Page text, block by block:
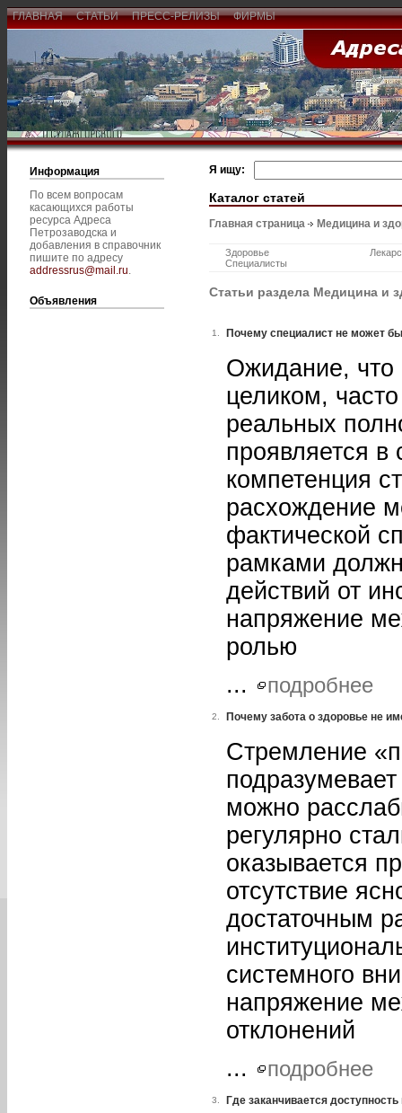
ГЛАВНАЯ СТАТЬИ ПРЕСС-РЕЛИЗЫ ФИРМЫ
Информация
По всем вопросам
касающихся работы
ресурса Адреса
Петрозаводска и
добавления в справочник
пишите по адресу
addressrus@mail.ru.
Объявления
Я ищу:
Каталог статей
Главная страница Медицина и
Здоровье
Специалисты
Статьи раздела Медицина и
1. Почему специалист не может
Ожидание, что
целиком,
реальных
проявляется в
компетенция
расхождение
фактической
рамками
действий от
напряжение
ролью
...
подробнее
2. Почему забота о здоровье не
Стремление
можно
регулярно
оказывается
отсутствие
достаточным
системного
напряжение
отклонений
...
подробнее
3. Где заканчивается